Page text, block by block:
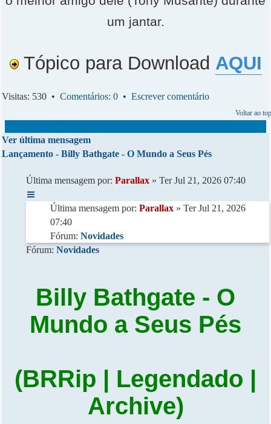
um jantar.
Tópico para Download AQUI
Visitas: 530 • Comentários: 0 • Escrever comentário
Voltar ao
Ver última mensagem
Lançamento - Billy Bathgate - O Mundo a Seus Pés
Última mensagem por: Parallax » Ter Jul 21, 2026 07:40
Última mensagem por: Parallax » Ter Jul 21, 2026
07:40
Fórum: Novidades
Fórum: Novidades
Billy Bathgate - O
Mundo a Seus Pés
(BRRip | Legendado |
Archive)